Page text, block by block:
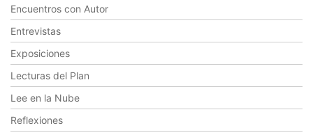
Encuentros con Autor
Entrevistas
Exposiciones
Lecturas del Plan
Lee en la Nube
Reflexiones